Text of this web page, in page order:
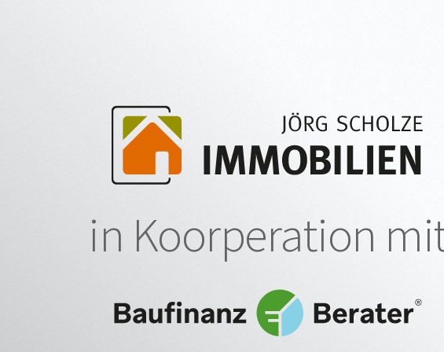
in Koorperation